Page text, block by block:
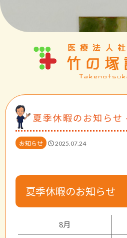
夏季休暇のお知らせ
お知らせ 2025.07.24
夏季休暇のお知らせ
8月